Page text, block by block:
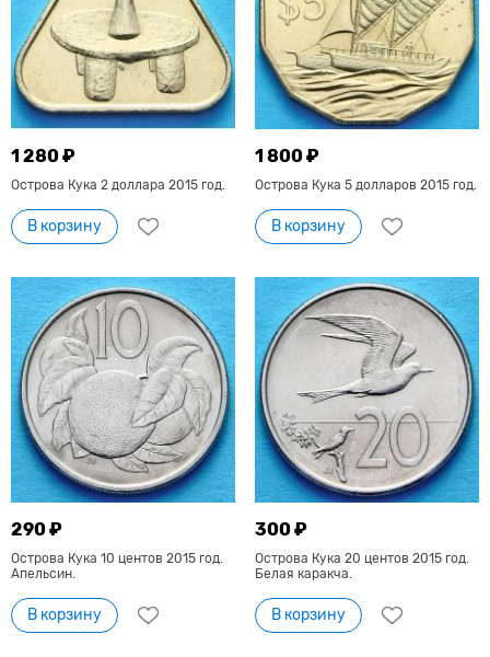
1 280 ₽
Острова Кука 2 доллара 2015 год.
В корзину
1 800 ₽
Острова Кука 5 долларов 2015 год.
В корзину
290 ₽
Острова Кука 10 центов 2015 год.
Апельсин.
В корзину
300 ₽
Острова Кука 20 центов 2015 год.
Белая каракча.
В корзину